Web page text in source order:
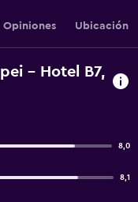
Opiniones Ubicación
- Hotel B7,
8,0
8,1